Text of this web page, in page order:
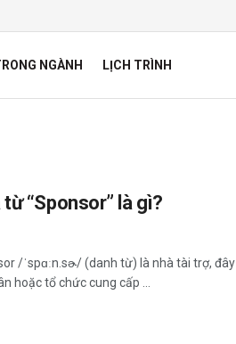
NGÀNH LỊCH TRÌNH
“Sponsor” là gì?
/ˈspɑːn.sɚ/ (danh từ) là nhà tài trợ, đây
hoặc tổ chức cung cấp ...